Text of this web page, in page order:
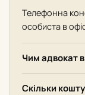
Телефонна
особиста в
Чим адвокат
Скільки